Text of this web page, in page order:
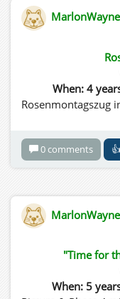
MarlonWayne
When: 4
Rosenmontagszug
0 comments 👍
MarlonWayne
"Time for
When: 5